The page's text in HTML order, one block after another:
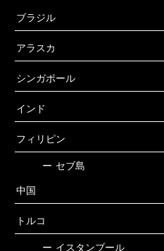
ブラジル
アラスカ
シンガポール
インド
フィリピン
ー セブ島
中国
トルコ
ー イスタンブール